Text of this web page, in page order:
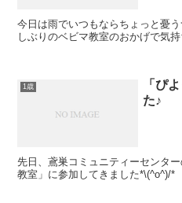
今日は雨でいつもならちょっと憂う
しぶりのベビマ教室のおかげで気
1歳
「ぴ
た♪
先日、鳶巣コミュニティーセンターの子育
教室」に参加してきました*\(^o^)/*